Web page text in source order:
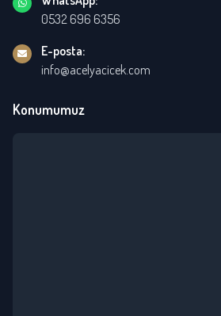
0532 696 6356
E-posta:
info@acelyacicek.com
Konumumuz